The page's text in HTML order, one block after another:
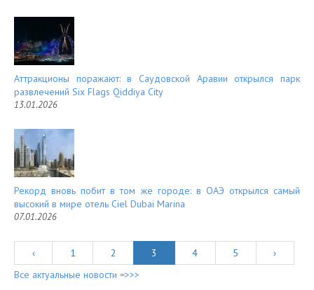
Аттракционы поражают: в Саудовской Аравии открылся парк
развлечений Six Flags Qiddiya City
13.01.2026
Рекорд вновь побит в том же городе: в ОАЭ открылся самый
высокий в мире отель Ciel Dubai Marina
07.01.2026
‹ 1 2 3 4 5
›
Все актуальные новости =>>>